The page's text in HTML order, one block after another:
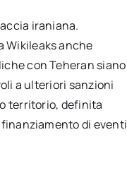
iraniana.
Wikileaks anche
con Teheran siano
a ulteriori sanzioni
territorio, definita
di eventi